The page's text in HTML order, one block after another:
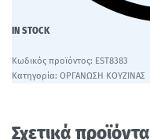
IN STOCK
EST8383
Κατηγορία: ΟΡΓΑΝΩΣΗ ΚΟΥΖΙΝΑΣ
Σχετικά προϊόντα